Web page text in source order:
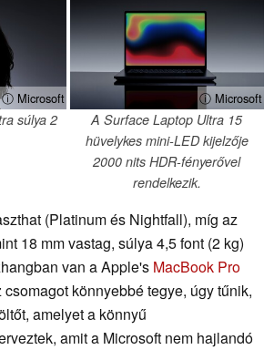
ⓘ Microsoft
súlya 2
ⓘ Microsoft
A Surface Laptop Ultra 15
hüvelykes mini-LED kijelzője
2000 nits HDR-fényerővel
rendelkezik.
(Platinum és Nightfall), míg az
18 mm vastag, súlya 4,5 font (2 kg)
van a Apple's MacBook Pro
csomagot könnyebbé tegye, úgy tűnik,
amelyet a könnyű
amit a Microsoft nem hajlandó